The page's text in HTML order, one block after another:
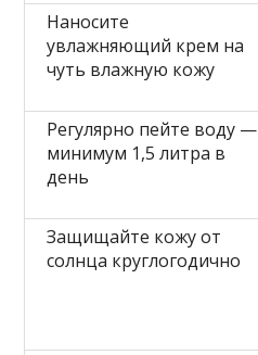
Наносите
увлажняющий крем на
чуть влажную кожу
Регулярно пейте воду —
минимум 1,5 литра в
день
Защищайте кожу от
солнца круглогодично